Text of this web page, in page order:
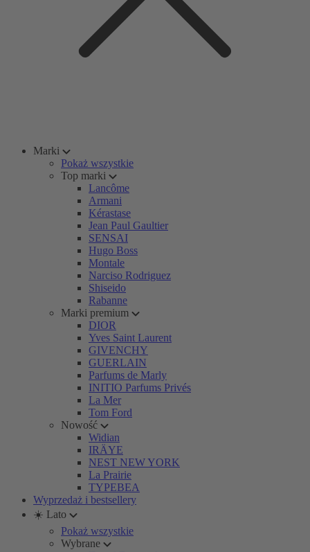
Marki
Pokaż wszystkie
Top marki
Lancôme
Armani
Kérastase
Jean Paul Gaultier
SENSAI
Hugo Boss
Montale
Narciso Rodriguez
Shiseido
Rabanne
Marki premium
DIOR
Yves Saint Laurent
GIVENCHY
GUERLAIN
Parfums de Marly
INITIO Parfums Privés
La Mer
Tom Ford
Nowość
Widian
IRÄYE
NEST NEW YORK
La Prairie
TYPEBEA
Wyprzedaż i bestsellery
☀️ Lato
Pokaż wszystkie
Wybrane